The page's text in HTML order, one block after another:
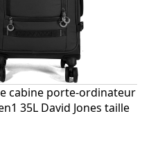
cabine porte-ordinateur
35L David Jones taille